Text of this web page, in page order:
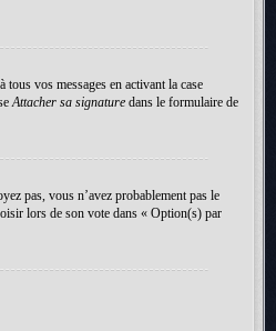
vos messages en activant la case
Attacher sa signature dans le formulaire de
pas, vous n’avez probablement pas le
lors de son vote dans « Option(s) par